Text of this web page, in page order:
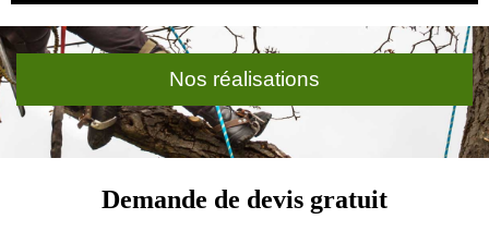
Nos réalisations
Demande de devis gratuit